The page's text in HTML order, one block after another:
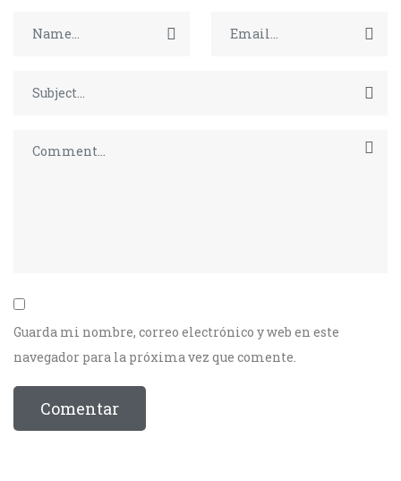
Guarda mi nombre, correo electrónico y web en este
navegador para la próxima vez que comente.